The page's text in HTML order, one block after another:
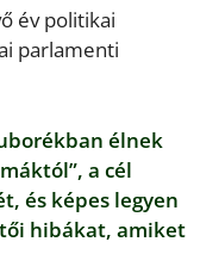
év politikai
parlamenti
élnek
a cél
és képes legyen
hibákat, amiket